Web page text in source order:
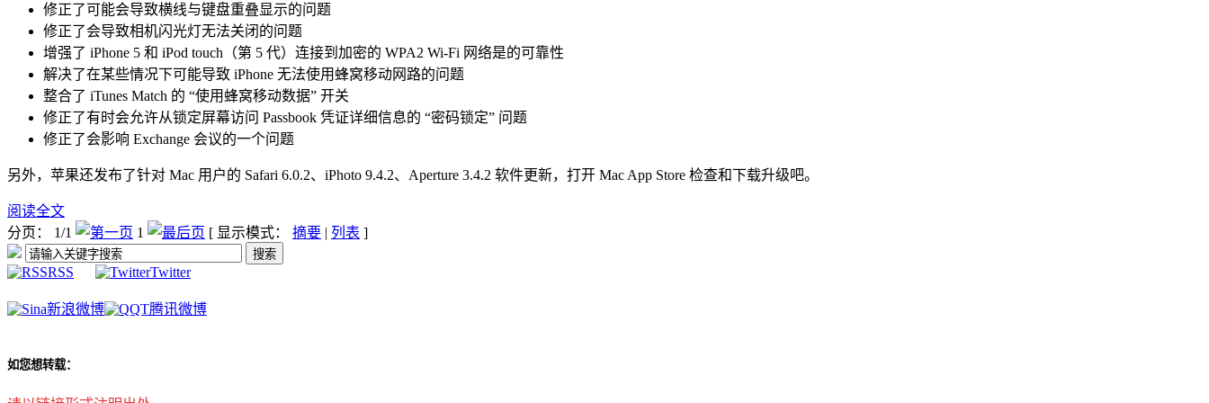
修正了可能会导致横线与键盘重叠显示的问题
修正了会导致相机闪光灯无法关闭的问题
增强了 iPhone 5 和 iPod touch（第 5 代）连接到加密的 WPA2 Wi-Fi 网络是的可靠性
解决了在某些情况下可能导致 iPhone 无法使用蜂窝移动网路的问题
整合了 iTunes Match 的 “使用蜂窝移动数据” 开关
修正了有时会允许从锁定屏幕访问 Passbook 凭证详细信息的 “密码锁定” 问题
修正了会影响 Exchange 会议的一个问题
另外，苹果还发布了针对 Mac 用户的 Safari 6.0.2、iPhoto 9.4.2、Aperture 3.4.2 软件更新，打开 Mac App Store 检查和下载升级吧。
阅读全文
分页： 1/1
1 [ 显示模式： 摘要 | 列表 ]
RSS Twitter
新浪微博 腾讯微博
如您想转载：